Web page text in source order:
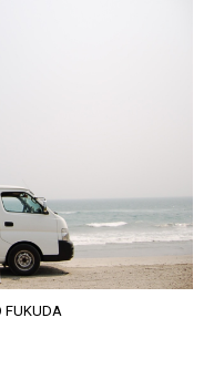
FUKUDA